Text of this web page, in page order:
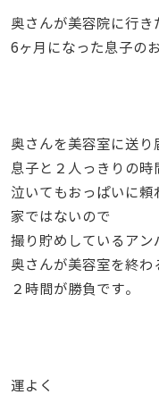
奥さんが美容院に行き
6ヶ月になった息子の
奥さんを美容室に送り
息子と２人っきりの時
泣いてもおっぱいに頼
家ではないので
撮り貯めしているアン
奥さんが美容室を終わ
２時間が勝負です。
運よく